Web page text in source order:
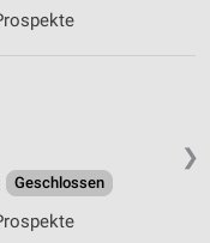
❯
Geschlossen